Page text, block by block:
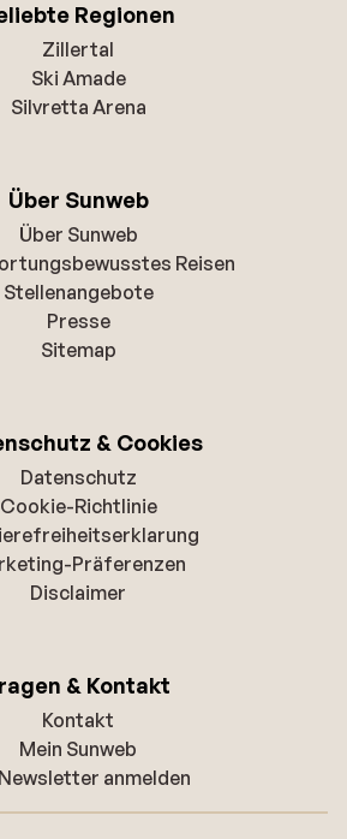
Regionen
Zillertal
Ski Amade
Silvretta Arena
Über Sunweb
Über Sunweb
Reisen
Stellenangebote
Presse
Sitemap
& Cookies
Datenschutz
Cookie-Richtlinie
Präferenzen
Disclaimer
& Kontakt
Kontakt
Mein Sunweb
anmelden